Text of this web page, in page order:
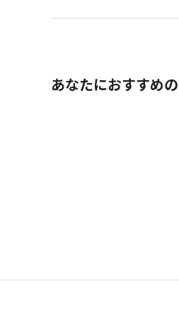
あなたにおすすめ